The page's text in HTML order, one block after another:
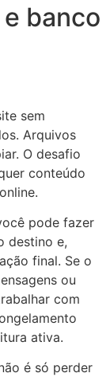
banco
sem
Arquivos
O desafio
conteúdo
pode fazer
destino e,
final. Se o
ou
com
ativa.
é só perder